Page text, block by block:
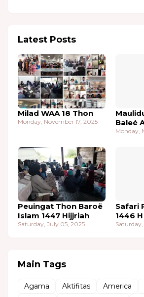
Latest Posts
Milad WAA 18 Thon
Monday, November 17, 2025
Baleé
Monday,
Peuingat Thon Baroë
Islam 1447 Hijjriah
Saturday, July 05, 2025
Safari
1446
Main Tags
Agama Aktifitas America